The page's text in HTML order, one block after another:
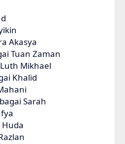
Akasya
Tuan Zaman
Mikhael
Khalid
Sarah
Huda